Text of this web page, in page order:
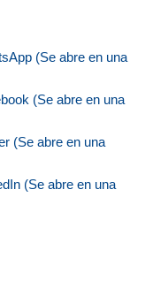
(Se abre en una
(Se abre en una
(Se abre en una
(Se abre en una